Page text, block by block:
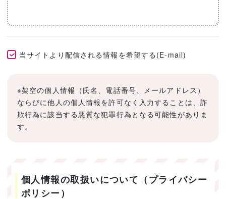
当サイトより配信される情報を希望する(E-mail)
※架空の個人情報（氏名、電話番号、メールアドレス）
ならびに他人の個人情報を許可なく入力することは、詐
欺行為に該当する悪質な犯罪行為となる可能性がありま
す。
個人情報の取扱いについて（プライバシー
ポリシー）